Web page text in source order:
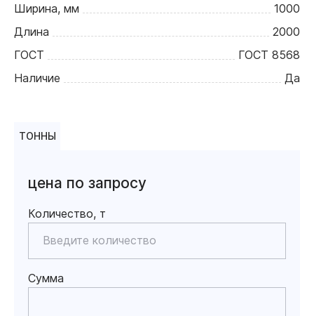
Ширина, мм
1000
Длина
2000
ГОСТ
ГОСТ 8568
Наличие
Да
ТОННЫ
цена по запросу
Количество, т
Сумма